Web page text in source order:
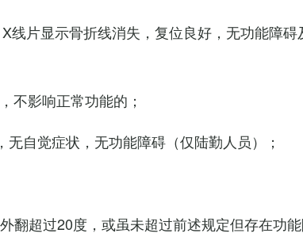
线片显示骨折线消失，复位良好，无功能障
不影响正常功能的；
无自觉症状，无功能障碍（仅陆勤人员）；
翻超过20度，或虽未超过前述规定但存在功能